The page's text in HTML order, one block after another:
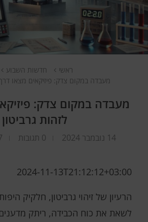
ראשי
חדשות השבוע
מעבדה במקום צדק: פיזיקאים מצאו דרך
מעבדה במקום צדק:
לזהות גרביטון
14 נובמבר 2024 0 תגובות 7
2024-11-13T21:12:12+03:00
הרעיון של זיהוי גרביטון, חלקיק
לשאת את כוח הכבידה, ריתק